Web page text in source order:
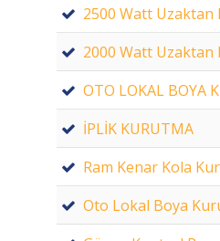
2500 Watt Uzaktan
2000 Watt Uzaktan
OTO LOKAL BOYA
İPLİK KURUTMA
Ram Kenar Kola
Oto Lokal Boya